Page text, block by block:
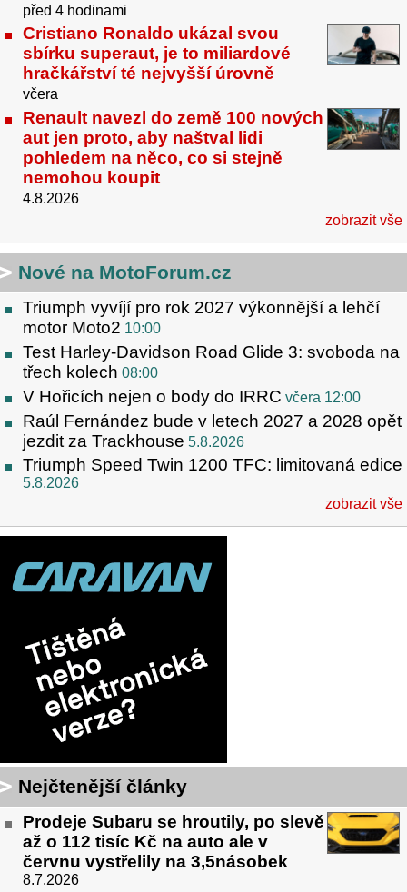
před 4 hodinami
Cristiano Ronaldo ukázal svou
sbírku superaut, je to miliardové
hračkářství té nejvyšší úrovně
včera
Renault navezl do země 100 nových
aut jen proto, aby naštval lidi
pohledem na něco, co si stejně
nemohou koupit
4.8.2026
zobrazit vše
Nové na MotoForum.cz
Triumph vyvíjí pro rok 2027 výkonnější a lehčí
motor Moto2 10:00
Test Harley-Davidson Road Glide 3: svoboda na
třech kolech 08:00
V Hořicích nejen o body do IRRC včera 12:00
Raúl Fernández bude v letech 2027 a 2028 opět
jezdit za Trackhouse 5.8.2026
Triumph Speed Twin 1200 TFC: limitovaná edice
5.8.2026
zobrazit vše
Nejčtenější články
Prodeje Subaru se hroutily, po slevě
až o 112 tisíc Kč na auto ale v
červnu vystřelily na 3,5násobek
8.7.2026